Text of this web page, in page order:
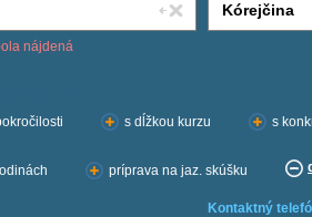
nájdená
s dĺžkou kurzu s
príprava na jaz. skúšku
Kontaktný